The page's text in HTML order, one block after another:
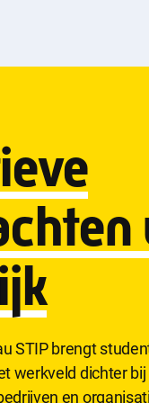
STIP brengt
werkveld dichter
en